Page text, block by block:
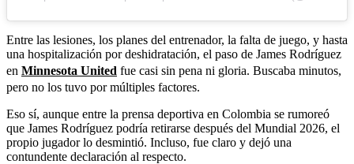
Entre las lesiones, los planes del entrenador, la falta de juego, y hasta
una hospitalización por deshidratación, el paso de James Rodríguez
en Minnesota United fue casi sin pena ni gloria. Buscaba minutos,
pero no los tuvo por múltiples factores.
Eso sí, aunque entre la prensa deportiva en Colombia se rumoreó
que James Rodríguez podría retirarse después del Mundial 2026, el
propio jugador lo desmintió. Incluso, fue claro y dejó una
contundente declaración al respecto.